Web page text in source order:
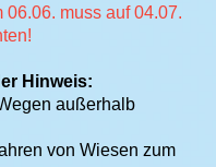
06.06. muss auf 04.07.
Hinweis:
außerhalb
von Wiesen zum